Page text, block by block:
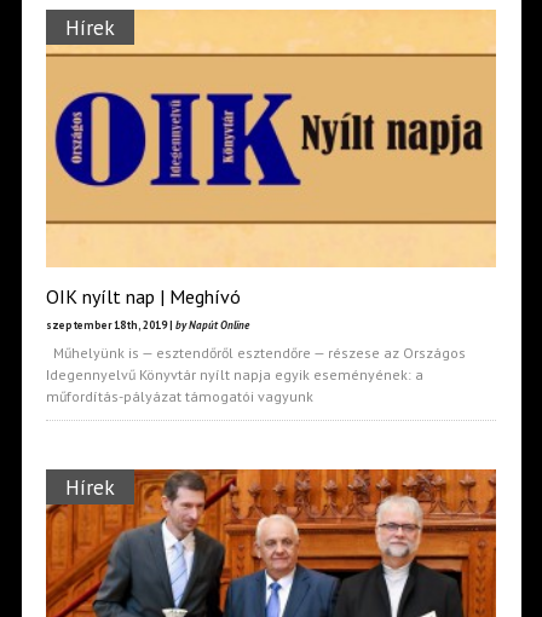
Hírek
OIK nyílt nap | Meghívó
szeptember 18th, 2019 | by Napút Online
Műhelyünk is — esztendőről esztendőre — részese az Országos
Idegennyelvű Könyvtár nyílt napja egyik eseményének: a
műfordítás-pályázat támogatói vagyunk
Hírek